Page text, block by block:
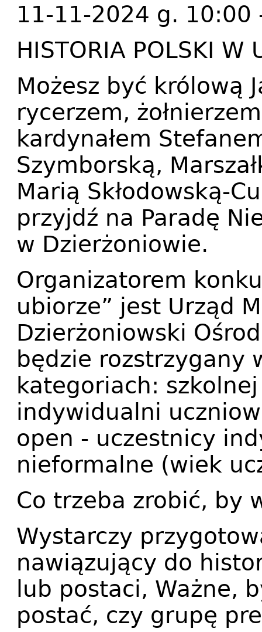
11-11-2024 g. 10:00
HISTORIA POLSKI W
Możesz być królową
rycerzem,
kardynałem
Szymborską,
Marią Skłodowską-
przyjdź na Paradę
w Dzierżoniowie.
Organizatorem
ubiorze” jest Urząd
Dzierżoniowski
będzie rozstrzygany
kategoriach:
indywidualni
open - uczestnicy
nieformalne (wiek
Co trzeba zrobić, by
Wystarczy
nawiązujący do
lub postaci, Ważne,
postać, czy grupę